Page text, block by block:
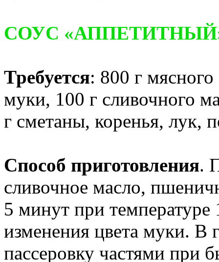
СОУС
Требуется: 800 г
муки, 100 г сливочного
г сметаны, коренья, лук,
Способ приготовления.
сливочное масло,
5 минут при температуре
изменения цвета муки.
пассеровку частями при